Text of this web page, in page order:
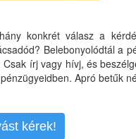
konkrét válasz a
Belebonyolódtál a
Csak írj vagy hívj, és
Apró betűk
kérek!